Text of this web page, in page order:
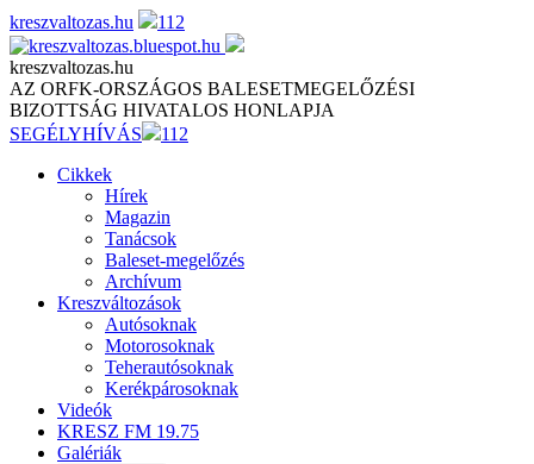
Skip
to
content
kreszvaltozas.hu 112
kreszvaltozas.hu
AZ ORFK-ORSZÁGOS BALESETMEGELŐZÉSI
BIZOTTSÁG HIVATALOS HONLAPJA
SEGÉLYHÍVÁS
112
Cikkek
Hírek
Magazin
Tanácsok
Baleset-megelőzés
Archívum
Kreszváltozások
Autósoknak
Motorosoknak
Teherautósoknak
Kerékpárosoknak
Videók
KRESZ FM 19.75
Galériák